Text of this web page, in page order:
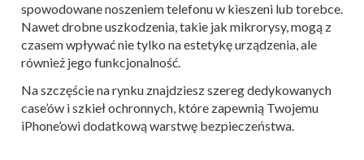
spowodowane noszeniem telefonu w kieszeni lub torebce.
Nawet drobne uszkodzenia, takie jak mikrorysy, mogą z
czasem wpływać nie tylko na estetykę urządzenia, ale
również jego funkcjonalność.
Na szczęście na rynku znajdziesz szereg dedykowanych
case’ów i szkieł ochronnych, które zapewnią Twojemu
iPhone’owi dodatkową warstwę bezpieczeństwa.